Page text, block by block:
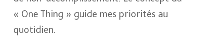
« One Thing » guide mes priorités au
quotidien.